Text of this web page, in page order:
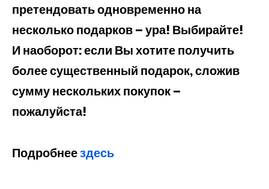
претендовать одновременно на
несколько подарков – ура! Выбирайте!
И наоборот: если Вы хотите получить
более существенный подарок, сложив
сумму нескольких покупок –
пожалуйста!
Подробнеездесь